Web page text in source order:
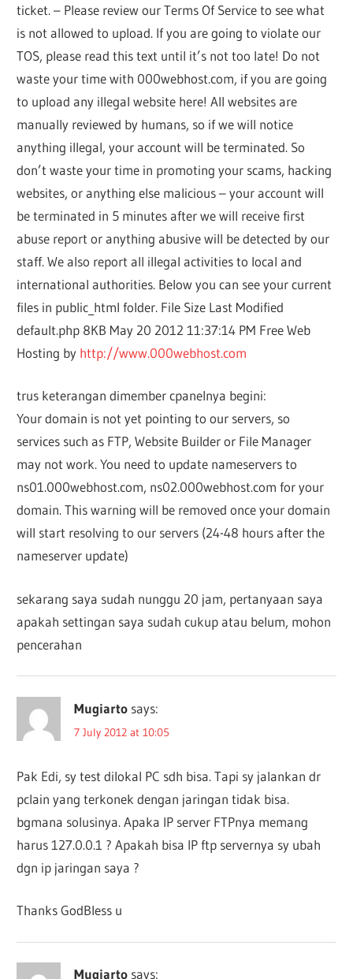
ticket. – Please review our Terms Of Service to see what
is not allowed to upload. If you are going to violate our
TOS, please read this text until it’s not too late! Do not
waste your time with 000webhost.com, if you are going
to upload any illegal website here! All websites are
manually reviewed by humans, so if we will notice
anything illegal, your account will be terminated. So
don’t waste your time in promoting your scams, hacking
websites, or anything else malicious – your account will
be terminated in 5 minutes after we will receive first
abuse report or anything abusive will be detected by our
staff. We also report all illegal activities to local and
international authorities. Below you can see your current
files in public_html folder. File Size Last Modified
default.php 8KB May 20 2012 11:37:14 PM Free Web
Hosting by http://www.000webhost.com
trus keterangan dimember cpanelnya begini:
Your domain is not yet pointing to our servers, so
services such as FTP, Website Builder or File Manager
may not work. You need to update nameservers to
ns01.000webhost.com, ns02.000webhost.com for your
domain. This warning will be removed once your domain
will start resolving to our servers (24-48 hours after the
nameserver update)
sekarang saya sudah nunggu 20 jam, pertanyaan saya
apakah settingan saya sudah cukup atau belum, mohon
pencerahan
Mugiarto says:
7 July 2012 at 10:05
Pak Edi, sy test dilokal PC sdh bisa. Tapi sy jalankan dr
pclain yang terkonek dengan jaringan tidak bisa.
bgmana solusinya. Apaka IP server FTPnya memang
harus 127.0.0.1 ? Apakah bisa IP ftp servernya sy ubah
dgn ip jaringan saya ?
Thanks GodBless u
Mugiarto says: